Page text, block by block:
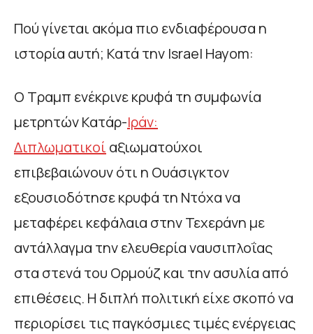
Πού γίνεται ακόμα πιο ενδιαφέρουσα η
ιστορία αυτή; Κατά την Israel Hayom:
Ο Τραμπ ενέκρινε κρυφά τη συμφωνία
μετρητών Κατάρ-Ιράν:
Διπλωματικοί αξιωματούχοι
επιβεβαιώνουν ότι η Ουάσιγκτον
εξουσιοδότησε κρυφά τη Ντόχα να
μεταφέρει κεφάλαια στην Τεχεράνη με
αντάλλαγμα την ελευθερία ναυσιπλοΐας
στα στενά του Ορμούζ και την ασυλία από
επιθέσεις. Η διπλή πολιτική είχε σκοπό να
περιορίσει τις παγκόσμιες τιμές ενέργειας